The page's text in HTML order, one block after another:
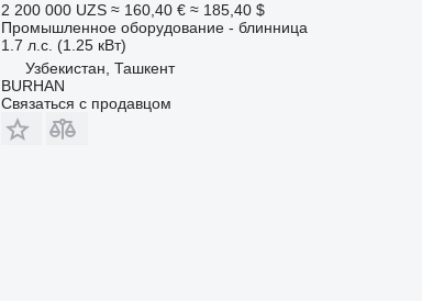
2 200 000 UZS ≈ 160,40 € ≈ 185,40 $
Промышленное оборудование - блинница
1.7 л.с. (1.25 кВт)
Узбекистан, Ташкент
BURHAN
Связаться с продавцом